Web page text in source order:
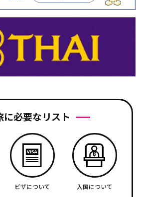
に必要なリスト
ビザについて 入国について